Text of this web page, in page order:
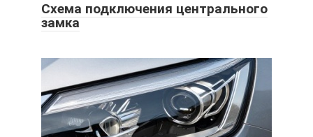
Схема подключения центрального
замка